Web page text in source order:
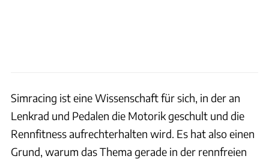
Simracing ist eine Wissenschaft für sich, in der an
Lenkrad und Pedalen die Motorik geschult und die
Rennfitness aufrechterhalten wird. Es hat also einen
Grund, warum das Thema gerade in der rennfreien